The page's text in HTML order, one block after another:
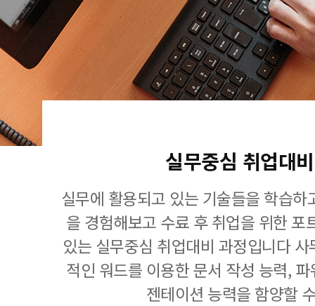
실무중심 취업대
실무에 활용되고 있는 기술들을 학습
을 경험해보고 수료 후 취업을 위한 포
있는 실무중심 취업대비 과정입니다
적인 워드를 이용한 문서 작성 능력,
젠테이션 능력을 함양할